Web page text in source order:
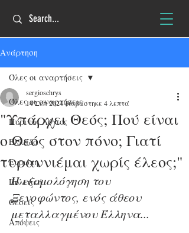
Ανάρτηση
Όλες οι αναρτήσεις
Πύρινος Λόγιος
Ελλάδα
Ευρώπη
Πολιτική
Θέσεις
Απόψεις
Όλες οι αναρτήσεις
"Υπάρχει Θεός; Πού είναι
ο Θεός στον πόνο; Γιατί
τυραννιέμαι χωρίς έλεος;"
sergioschrys
14 Σεπ 2024διαβάστηκε 4 λεπτά
Η εξομολόγηση του
Ξενοφώντος, ενός άθεου
μεταλλαγμένου Έλληνα...